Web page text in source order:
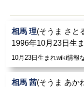
相馬 理(そうま さと
1996年10月23日生
10月23日生まれwiki情報
相馬 茜(そうま あか